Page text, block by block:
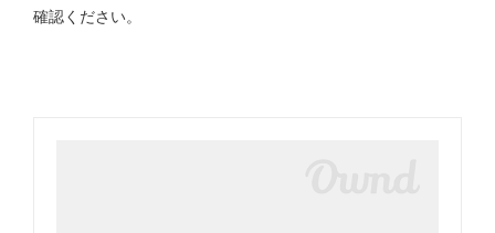
確認ください。